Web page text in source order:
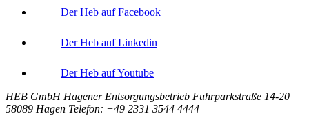
Der Heb auf Facebook
Der Heb auf Linkedin
Der Heb auf Youtube
HEB GmbH Hagener Entsorgungsbetrieb Fuhrparkstraße 14-20
58089 Hagen Telefon: +49 2331 3544 4444